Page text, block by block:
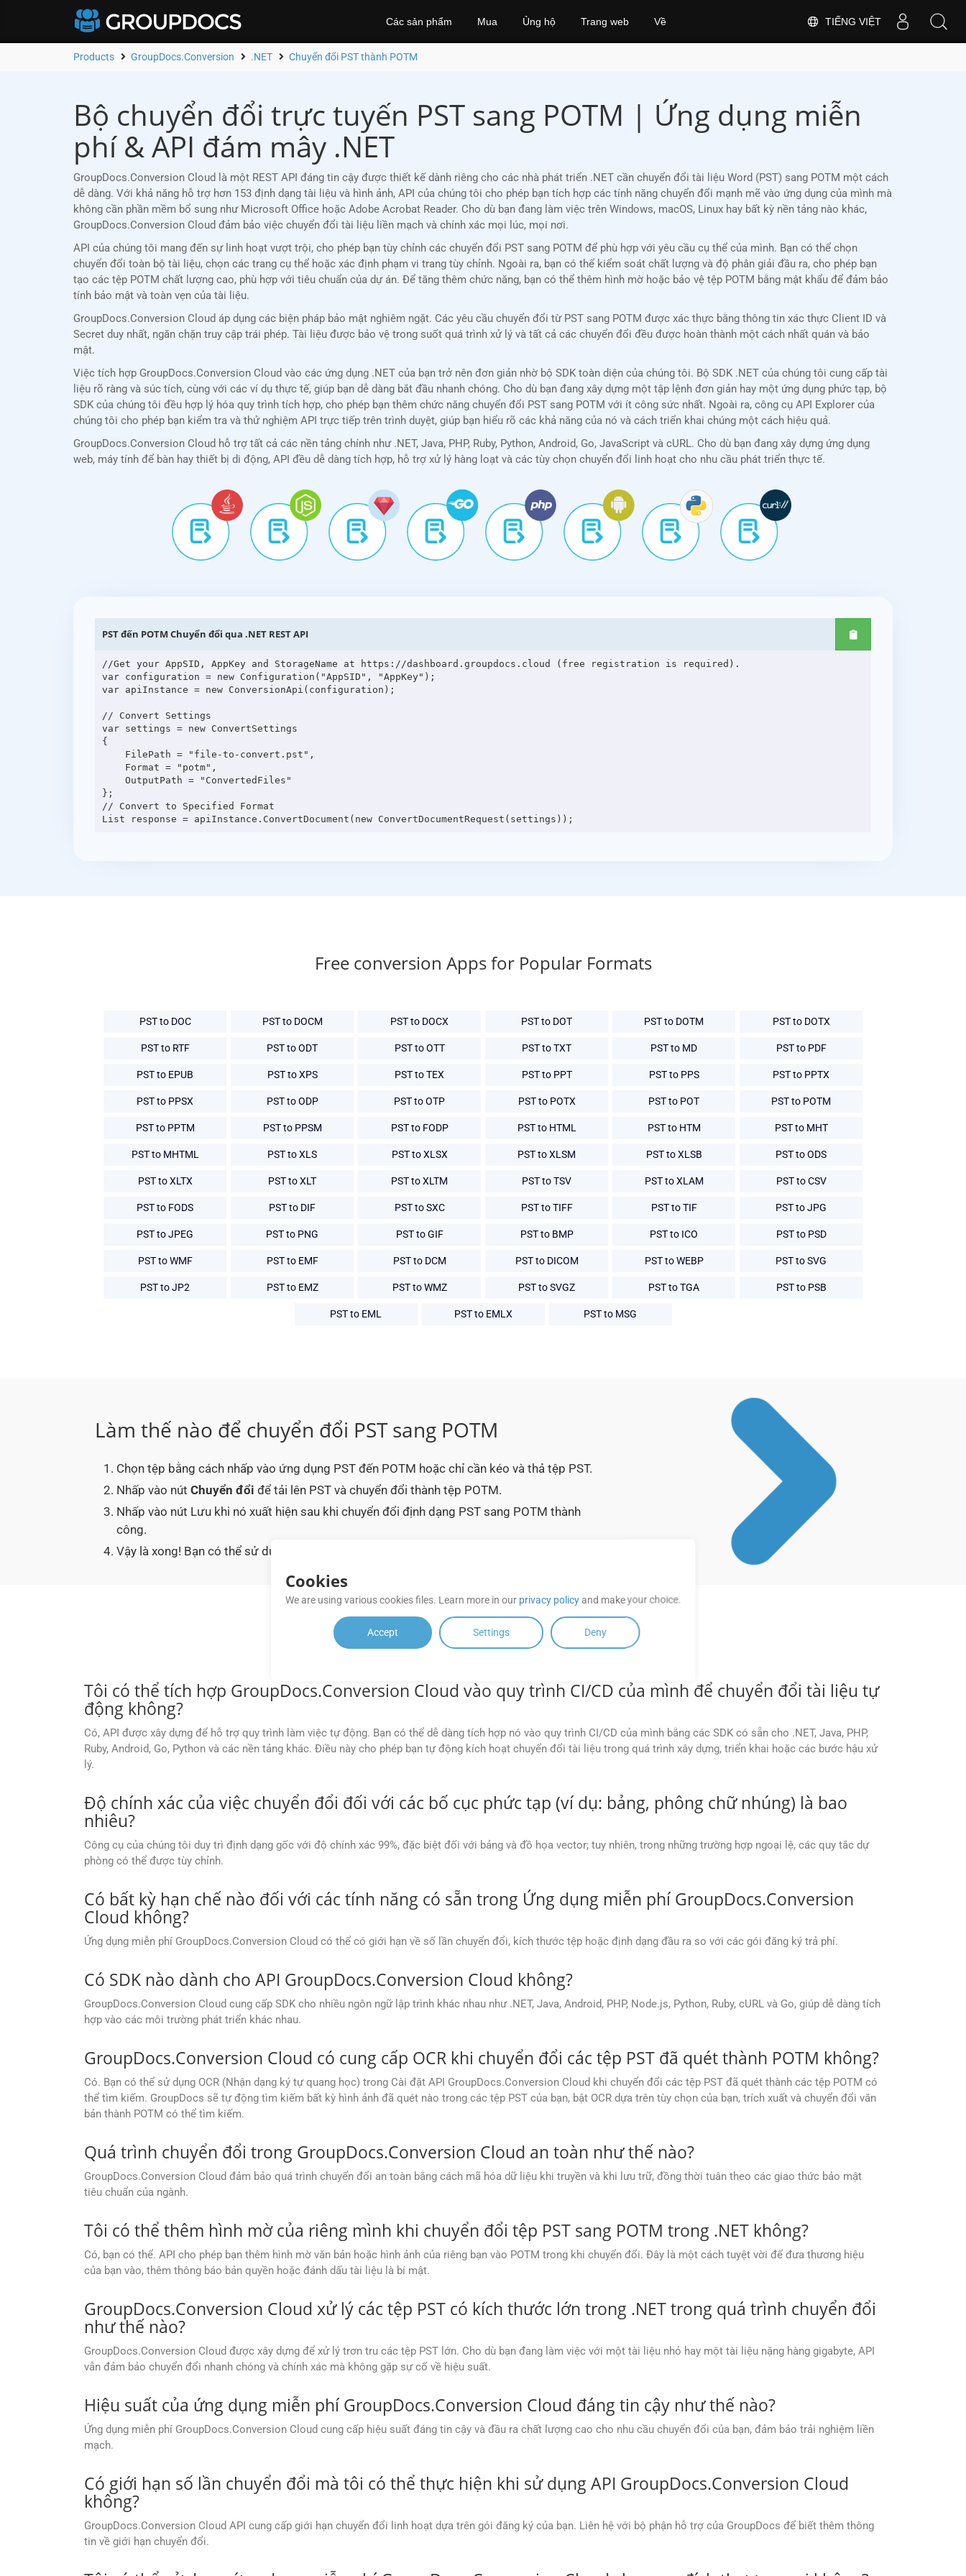
TIẾNG VIỆT
Các sản phẩm Mua Ủng hộ Trang web Về
Products GroupDocs.Conversion .NET Chuyển đổi PST thành POTM
Bộ chuyển đổi trực tuyến PST sang POTM | Ứng dụng miễn
phí & API đám mây .NET
GroupDocs.Conversion Cloud là một REST API đáng tin cậy được thiết kế dành riêng cho các nhà phát triển .NET cần chuyển đổi tài liệu Word (PST) sang POTM một cách
dễ dàng. Với khả năng hỗ trợ hơn 153 định dạng tài liệu và hình ảnh, API của chúng tôi cho phép bạn tích hợp các tính năng chuyển đổi mạnh mẽ vào ứng dụng của mình mà
không cần phần mềm bổ sung như Microsoft Office hoặc Adobe Acrobat Reader. Cho dù bạn đang làm việc trên Windows, macOS, Linux hay bất kỳ nền tảng nào khác,
GroupDocs.Conversion Cloud đảm bảo việc chuyển đổi tài liệu liền mạch và chính xác mọi lúc, mọi nơi.
API của chúng tôi mang đến sự linh hoạt vượt trội, cho phép bạn tùy chỉnh các chuyển đổi PST sang POTM để phù hợp với yêu cầu cụ thể của mình. Bạn có thể chọn
chuyển đổi toàn bộ tài liệu, chọn các trang cụ thể hoặc xác định phạm vi trang tùy chỉnh. Ngoài ra, bạn có thể kiểm soát chất lượng và độ phân giải đầu ra, cho phép bạn
tạo các tệp POTM chất lượng cao, phù hợp với tiêu chuẩn của dự án. Để tăng thêm chức năng, bạn có thể thêm hình mờ hoặc bảo vệ tệp POTM bằng mật khẩu để đảm bảo
tính bảo mật và toàn vẹn của tài liệu.
GroupDocs.Conversion Cloud áp dụng các biện pháp bảo mật nghiêm ngặt. Các yêu cầu chuyển đổi từ PST sang POTM được xác thực bằng thông tin xác thực Client ID và
Secret duy nhất, ngăn chặn truy cập trái phép. Tài liệu được bảo vệ trong suốt quá trình xử lý và tất cả các chuyển đổi đều được hoàn thành một cách nhất quán và bảo
mật.
Việc tích hợp GroupDocs.Conversion Cloud vào các ứng dụng .NET của bạn trở nên đơn giản nhờ bộ SDK toàn diện của chúng tôi. Bộ SDK .NET của chúng tôi cung cấp tài
liệu rõ ràng và súc tích, cùng với các ví dụ thực tế, giúp bạn dễ dàng bắt đầu nhanh chóng. Cho dù bạn đang xây dựng một tập lệnh đơn giản hay một ứng dụng phức tạp, bộ
SDK của chúng tôi đều hợp lý hóa quy trình tích hợp, cho phép bạn thêm chức năng chuyển đổi PST sang POTM với ít công sức nhất. Ngoài ra, công cụ API Explorer của
chúng tôi cho phép bạn kiểm tra và thử nghiệm API trực tiếp trên trình duyệt, giúp bạn hiểu rõ các khả năng của nó và cách triển khai chúng một cách hiệu quả.
GroupDocs.Conversion Cloud hỗ trợ tất cả các nền tảng chính như .NET, Java, PHP, Ruby, Python, Android, Go, JavaScript và cURL. Cho dù bạn đang xây dựng ứng dụng
web, máy tính để bàn hay thiết bị di động, API đều dễ dàng tích hợp, hỗ trợ xử lý hàng loạt và các tùy chọn chuyển đổi linh hoạt cho nhu cầu phát triển thực tế.
PST đến POTM Chuyển đổi qua .NET REST API
//Get your AppSID, AppKey and StorageName at https://dashboard.groupdocs.cloud (free registration is required).
var configuration = new Configuration("AppSID", "AppKey");
var apiInstance = new ConversionApi(configuration);
// Convert Settings
var settings = new ConvertSettings
{
};
// Convert to Specified Format
Free conversion Apps for Popular Formats
PST to DOC PST to DOCM PST to DOCX PST to DOT PST to DOTM PST to DOTX
PST to RTF PST to ODT PST to OTT PST to TXT PST to MD PST to PDF
PST to EPUB PST to XPS PST to TEX PST to PPT PST to PPS PST to PPTX
PST to PPSX PST to ODP PST to OTP PST to POTX PST to POT PST to POTM
PST to PPTM PST to PPSM PST to FODP PST to HTML PST to HTM PST to MHT
PST to MHTML PST to XLS PST to XLSX PST to XLSM PST to XLSB PST to ODS
PST to XLTX PST to XLT PST to XLTM PST to TSV PST to XLAM PST to CSV
PST to FODS PST to DIF PST to SXC PST to TIFF PST to TIF PST to JPG
PST to JPEG PST to PNG PST to GIF PST to BMP PST to ICO PST to PSD
PST to WMF PST to EMF PST to DCM PST to DICOM PST to WEBP PST to SVG
PST to JP2 PST to EMZ PST to WMZ PST to SVGZ PST to TGA PST to PSB
PST to EML PST to EMLX PST to MSG
Làm thế nào để chuyển đổi PST sang POTM
Chọn tệp bằng cách nhấp vào ứng dụng PST đến POTM hoặc chỉ cần kéo và thả tệp PST.
Nhấp vào nút Chuyển đổi để tải lên PST và chuyển đổi thành tệp POTM.
Nhấp vào nút Lưu khi nó xuất hiện sau khi chuyển đổi định dạng PST sang POTM thành
công.
Vậy là xong! Bạn có thể sử dụng tài liệu POTM đã chuyển đổi của mình khi cần.
NHỮNG CÂU HỎI THƯỜNG GẶP (FAQ)
Tôi có thể tích hợp GroupDocs.Conversion Cloud vào quy trình CI/CD của mình để chuyển đổi tài liệu tự
động không?
Có, API được xây dựng để hỗ trợ quy trình làm việc tự động. Bạn có thể dễ dàng tích hợp nó vào quy trình CI/CD của mình bằng các SDK có sẵn cho .NET, Java, PHP,
Ruby, Android, Go, Python và các nền tảng khác. Điều này cho phép bạn tự động kích hoạt chuyển đổi tài liệu trong quá trình xây dựng, triển khai hoặc các bước hậu xử
lý.
Độ chính xác của việc chuyển đổi đối với các bố cục phức tạp (ví dụ: bảng, phông chữ nhúng) là bao
nhiêu?
Công cụ của chúng tôi duy trì định dạng gốc với độ chính xác 99%, đặc biệt đối với bảng và đồ họa vector; tuy nhiên, trong những trường hợp ngoại lệ, các quy tắc dự
phòng có thể được tùy chỉnh.
Có bất kỳ hạn chế nào đối với các tính năng có sẵn trong Ứng dụng miễn phí GroupDocs.Conversion
Cloud không?
Ứng dụng miễn phí GroupDocs.Conversion Cloud có thể có giới hạn về số lần chuyển đổi, kích thước tệp hoặc định dạng đầu ra so với các gói đăng ký trả phí.
Có SDK nào dành cho API GroupDocs.Conversion Cloud không?
GroupDocs.Conversion Cloud cung cấp SDK cho nhiều ngôn ngữ lập trình khác nhau như .NET, Java, Android, PHP, Node.js, Python, Ruby, cURL và Go, giúp dễ dàng tích
hợp vào các môi trường phát triển khác nhau.
GroupDocs.Conversion Cloud có cung cấp OCR khi chuyển đổi các tệp PST đã quét thành POTM không?
Có. Bạn có thể sử dụng OCR (Nhận dạng ký tự quang học) trong Cài đặt API GroupDocs.Conversion Cloud khi chuyển đổi các tệp PST đã quét thành các tệp POTM có
thể tìm kiếm. GroupDocs sẽ tự động tìm kiếm bất kỳ hình ảnh đã quét nào trong các tệp PST của bạn, bật OCR dựa trên tùy chọn của bạn, trích xuất và chuyển đổi văn
bản thành POTM có thể tìm kiếm.
Quá trình chuyển đổi trong GroupDocs.Conversion Cloud an toàn như thế nào?
GroupDocs.Conversion Cloud đảm bảo quá trình chuyển đổi an toàn bằng cách mã hóa dữ liệu khi truyền và khi lưu trữ, đồng thời tuân theo các giao thức bảo mật
tiêu chuẩn của ngành.
Tôi có thể thêm hình mờ của riêng mình khi chuyển đổi tệp PST sang POTM trong .NET không?
Có, bạn có thể. API cho phép bạn thêm hình mờ văn bản hoặc hình ảnh của riêng bạn vào POTM trong khi chuyển đổi. Đây là một cách tuyệt vời để đưa thương hiệu
của bạn vào, thêm thông báo bản quyền hoặc đánh dấu tài liệu là bí mật.
GroupDocs.Conversion Cloud xử lý các tệp PST có kích thước lớn trong .NET trong quá trình chuyển đổi
như thế nào?
GroupDocs.Conversion Cloud được xây dựng để xử lý trơn tru các tệp PST lớn. Cho dù bạn đang làm việc với một tài liệu nhỏ hay một tài liệu nặng hàng gigabyte, API
vẫn đảm bảo chuyển đổi nhanh chóng và chính xác mà không gặp sự cố về hiệu suất.
Hiệu suất của ứng dụng miễn phí GroupDocs.Conversion Cloud đáng tin cậy như thế nào?
Ứng dụng miễn phí GroupDocs.Conversion Cloud cung cấp hiệu suất đáng tin cậy và đầu ra chất lượng cao cho nhu cầu chuyển đổi của bạn, đảm bảo trải nghiệm liền
mạch.
Có giới hạn số lần chuyển đổi mà tôi có thể thực hiện khi sử dụng API GroupDocs.Conversion Cloud
không?
GroupDocs.Conversion Cloud API cung cấp giới hạn chuyển đổi linh hoạt dựa trên gói đăng ký của bạn. Liên hệ với bộ phận hỗ trợ của GroupDocs để biết thêm thông
tin về giới hạn chuyển đổi.
Cookies
We are using various cookies files. Learn more in our privacy policyand make your choice.
Accept Settings Deny